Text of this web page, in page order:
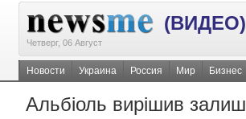
(ВИДЕО)
Четверг, 06 Август
Новости Украина Россия Мир Бизнес
Альбіоль вирішив